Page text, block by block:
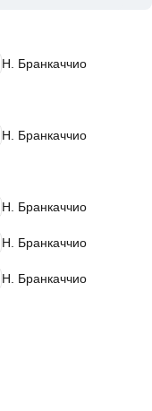
Н. Бранкаччио
Н. Бранкаччио
Н. Бранкаччио
Н. Бранкаччио
Н. Бранкаччио